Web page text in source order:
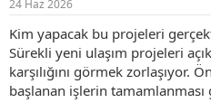
:
24 Haz 2026
Kim yapacak bu projeleri
Sürekli yeni ulaşım projeleri
karşılığını görmek zorlaşıyor.
başlanan işlerin